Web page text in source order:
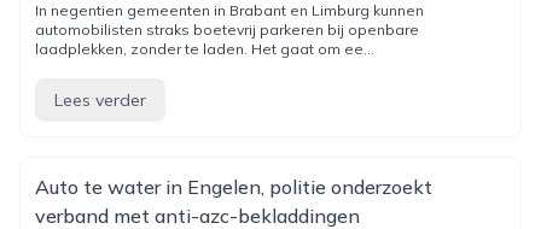
In negentien gemeenten in Brabant en Limburg kunnen
automobilisten straks boetevrij parkeren bij openbare
laadplekken, zonder te laden. Het gaat om ee...
Lees verder
Auto te water in Engelen, politie onderzoekt
verband met anti-azc-bekladdingen